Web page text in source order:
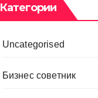
Категории
Uncategorised
Бизнес советник